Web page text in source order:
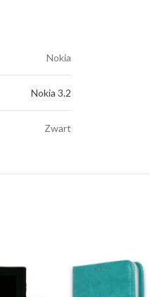
Nokia
Nokia 3.2
Zwart